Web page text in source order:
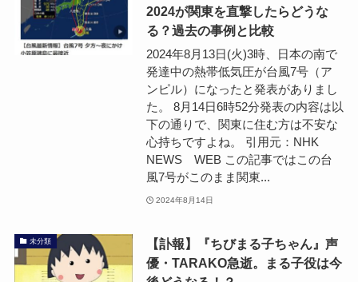
2024が関東を直撃したらどうな
る？過去の事例と比較
2024年8月13日(火)3時、日本の南で
発達中の熱帯低気圧が台風7号（ア
ンピル）になったと発表がありまし
た。 8月14日6時52分発表の内容は以
下の通りで、関東に住む方は不安な
心持ちですよね。 引用元：NHK
NEWS WEB この記事ではこの台
風7号がこのまま関東...
2024年8月14日
未分類
【訃報】『ちびまる子ちゃん』声
優・TARAKO急逝。まる子役は今